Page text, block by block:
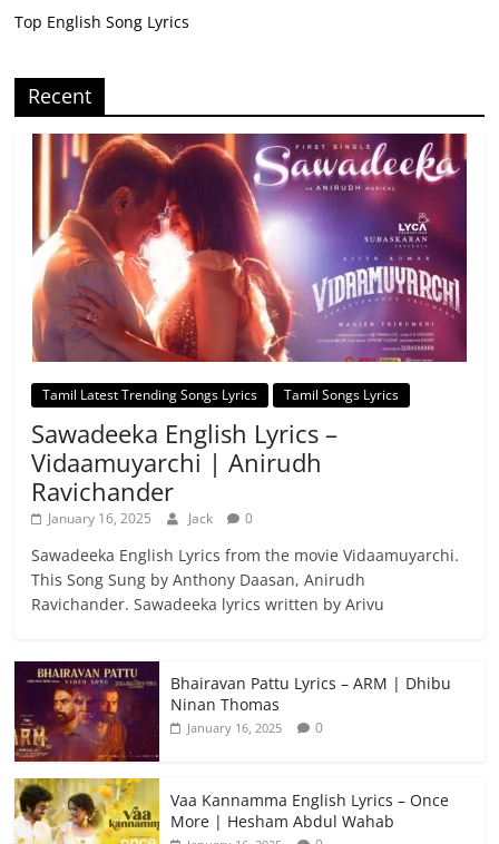
Top English Song Lyrics
Recent
Tamil Latest Trending Songs Lyrics Tamil Songs Lyrics
Sawadeeka English Lyrics –
Vidaamuyarchi | Anirudh
Ravichander
January 16, 2025 Jack 0
Sawadeeka English Lyrics from the movie Vidaamuyarchi.
This Song Sung by Anthony Daasan, Anirudh
Ravichander. Sawadeeka lyrics written by Arivu
Bhairavan Pattu Lyrics – ARM | Dhibu
Ninan Thomas
January 16, 2025 0
Vaa Kannamma English Lyrics – Once
More | Hesham Abdul Wahab